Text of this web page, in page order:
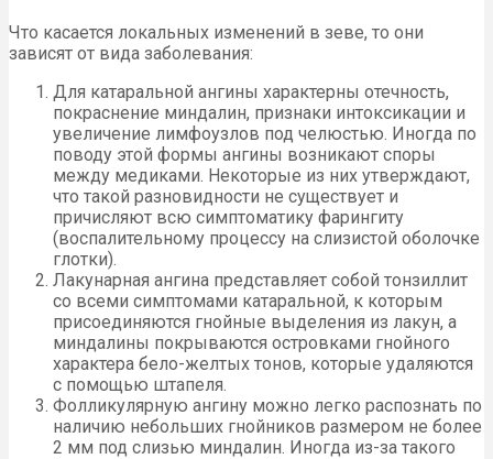
Что касается локальных изменений в зеве, то они
зависят от вида заболевания:
Для катаральной ангины характерны отечность,
покраснение миндалин, признаки интоксикации и
увеличение лимфоузлов под челюстью. Иногда по
поводу этой формы ангины возникают споры
между медиками. Некоторые из них утверждают,
что такой разновидности не существует и
причисляют всю симптоматику фарингиту
(воспалительному процессу на слизистой оболочке
глотки).
Лакунарная ангина представляет собой тонзиллит
со всеми симптомами катаральной, к которым
присоединяются гнойные выделения из лакун, а
миндалины покрываются островками гнойного
характера бело-желтых тонов, которые удаляются
с помощью штапеля.
Фолликулярную ангину можно легко распознать по
наличию небольших гнойников размером не более
2 мм под слизью миндалин. Иногда из-за такого